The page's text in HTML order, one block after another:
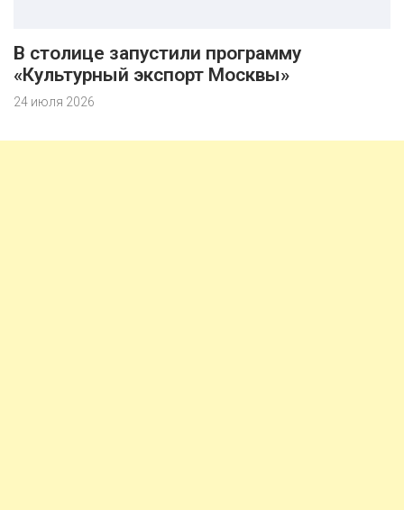
В столице запустили программу
«Культурный экспорт Москвы»
24 июля 2026